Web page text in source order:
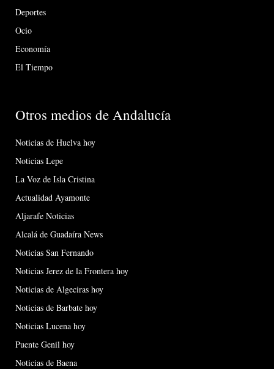
Deportes
Ocio
Economía
El Tiempo
Otros medios de Andalucía
Noticias de Huelva hoy
Noticias Lepe
La Voz de Isla Cristina
Actualidad Ayamonte
Aljarafe Noticias
Alcalá de Guadaíra News
Noticias San Fernando
Noticias Jerez de la Frontera hoy
Noticias de Algeciras hoy
Noticias de Barbate hoy
Noticias Lucena hoy
Puente Genil hoy
Noticias de Baena